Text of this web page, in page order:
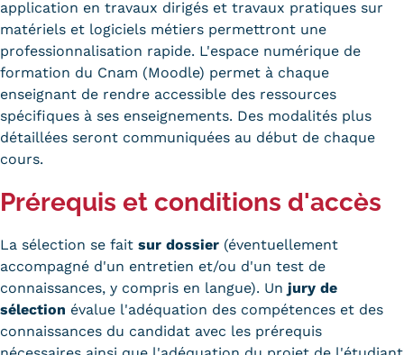
application en travaux dirigés et travaux pratiques sur
matériels et logiciels métiers permettront une
professionnalisation rapide. L'espace numérique de
formation du Cnam (Moodle) permet à chaque
enseignant de rendre accessible des ressources
spécifiques à ses enseignements. Des modalités plus
détaillées seront communiquées au début de chaque
cours.
Prérequis et conditions d'accès
La sélection se fait sur dossier (éventuellement
accompagné d'un entretien et/ou d'un test de
connaissances, y compris en langue). Un jury de
sélection évalue l'adéquation des compétences et des
connaissances du candidat avec les prérequis